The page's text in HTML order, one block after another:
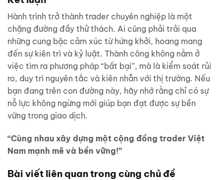
Hành trình trở thành trader chuyên nghiệp là một
chặng đường đầy thử thách. Ai cũng phải trải qua
những cung bậc cảm xúc từ hứng khởi, hoang mang
đến sự kiên trì và kỷ luật. Thành công không nằm ở
việc tìm ra phương pháp “bất bại”, mà là kiểm soát rủi
ro, duy trì nguyên tắc và kiên nhẫn với thị trường. Nếu
bạn đang trên con đường này, hãy nhớ rằng chỉ có sự
nỗ lực không ngừng mới giúp bạn đạt được sự bền
vững trong giao dịch.
“Cùng nhau xây dựng một cộng đồng trader Việt
Nam mạnh mẽ và bền vững!”
Bài viết liên quan trong cùng chủ đề